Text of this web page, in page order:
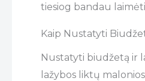
tiesiog bandau
Kaip Nustatyti
Nustatyti biudžetą ir
lažybos liktų